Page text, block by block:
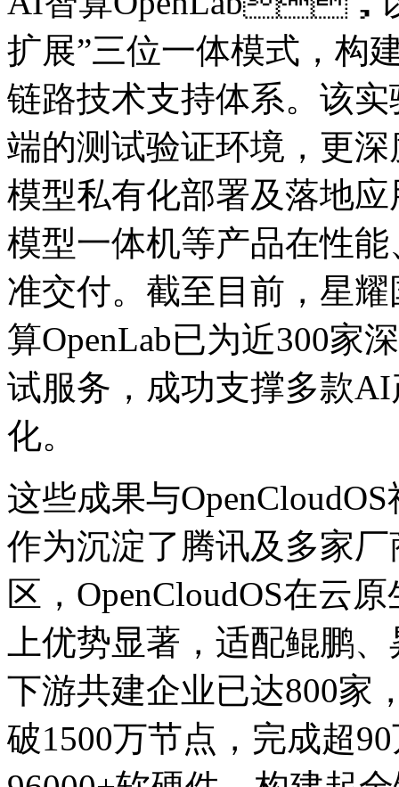
扩展”三位一体模式，
链路技术支持体系。该
端的测试验证环境，更
模型私有化部署及落地应
模型一体机等产品在性能
准交付。截至目前，
算OpenLab已为近300家
试服务，成功支撑多
化。
这些成果与
作为沉淀了腾讯及多家
区，OpenCloudOS在云
上优势显著，适配鲲鹏
下游共建企业已达800家
破1500万节点，完成超